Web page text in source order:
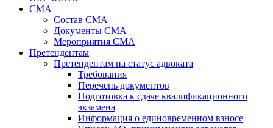
СМА
Состав СМА
Документы СМА
Мероприятия СМА
Претендентам
Претендентам на статус адвоката
Требования
Перечень документов
Подготовка к сдаче квалификационного
экзамена
Информация о единовременном взносе